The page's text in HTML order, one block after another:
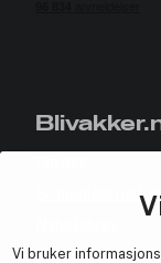
Vi bruker
Bli medlem helt
Samarbeid med